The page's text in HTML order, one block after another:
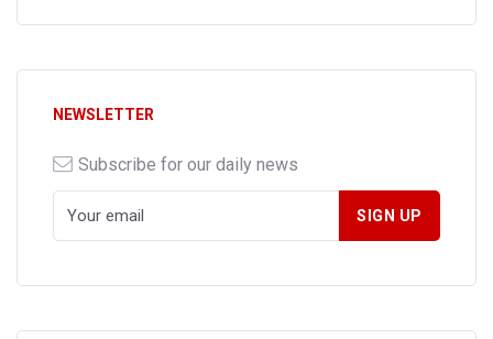
NEWSLETTER
Subscribe for our daily news